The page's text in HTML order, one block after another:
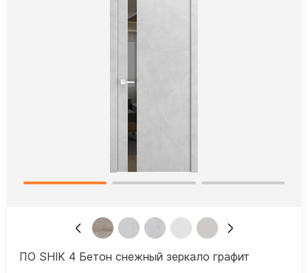
ПО SHIK 4 Бетон снежный зеркало графит